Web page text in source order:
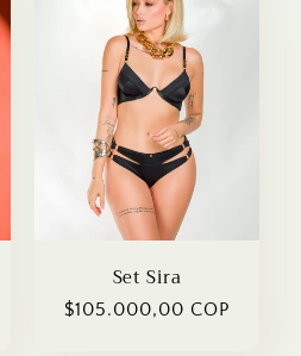
Set Sira
Regular
$105.000,00 COP